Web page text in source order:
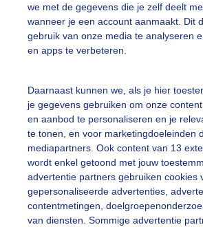
we met de gegevens die je zelf deelt
wanneer je een account aanmaakt. Dit
gebruik van onze media te analyseren
en apps te verbeteren.
Daarnaast kunnen we, als je hier
je gegevens gebruiken om onze
en aanbod te personaliseren en je
te tonen, en voor marketingdoeleinden
mediapartners. Ook content van 13
wordt enkel getoond met jouw
advertentie partners gebruiken cookies
gepersonaliseerde advertenties,
contentmetingen,
van diensten. Sommige advertentie
weer en grijze dag?
Ton Wesselius Gemaakt: 13-10-2025, 54x
Herfst Wolken